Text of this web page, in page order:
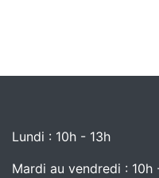
Lundi : 10h - 13h
Mardi au vendredi : 10h